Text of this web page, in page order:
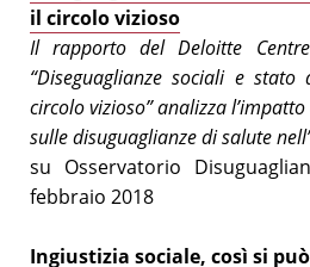
il circolo vizioso
Il rapporto del Deloitte
“Diseguaglianze sociali e
circolo vizioso” analizza
sulle disuguaglianze di salute
su Osservatorio
febbraio 2018
Ingiustizia sociale, così si